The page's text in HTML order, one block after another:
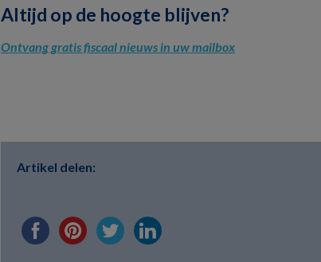
Altijd op de hoogte blijven?
Ontvang gratis fiscaal nieuws in uw mailbox
Artikel delen: